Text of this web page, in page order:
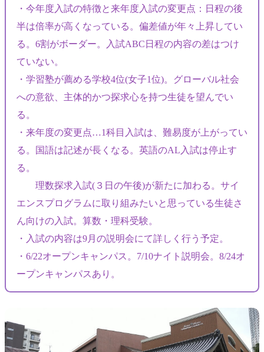
・今年度入試の特徴と来年度入試の変更点：日程の後
半は倍率が高くなっている。偏差値が年々上昇してい
る。6割がボーダー。入試ABC日程の内容の差はつけ
ていない。
・学習塾が薦める学校4位(女子1位)。グローバル社会
への意欲、主体的かつ探求心を持つ生徒を望んでい
る。
・来年度の変更点…1科目入試は、難易度が上がってい
る。国語は記述が長くなる。英語のAL入試は停止す
る。
理数探求入試(３日の午後)が新たに加わる。サイ
エンスプログラムに取り組みたいと思っている生徒さ
ん向けの入試。算数・理科受験。
・入試の内容は9月の説明会にて詳しく行う予定。
・6/22オープンキャンパス。7/10ナイト説明会。8/24オ
ープンキャンパスあり。